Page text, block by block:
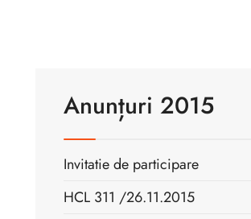
Anunțuri 2015
Invitatie de participare
HCL 311 /26.11.2015